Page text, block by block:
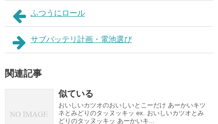
ふつうにロール
サブバッテリ計画・電池選び
関連記事
似ている
おいしいカツオのおいしいとこーだけ あーかいキツ
ネとみどりのタッヌッキッ ex. おいしいカツオとみ
どりのタッヌッキッ あーかいキ...